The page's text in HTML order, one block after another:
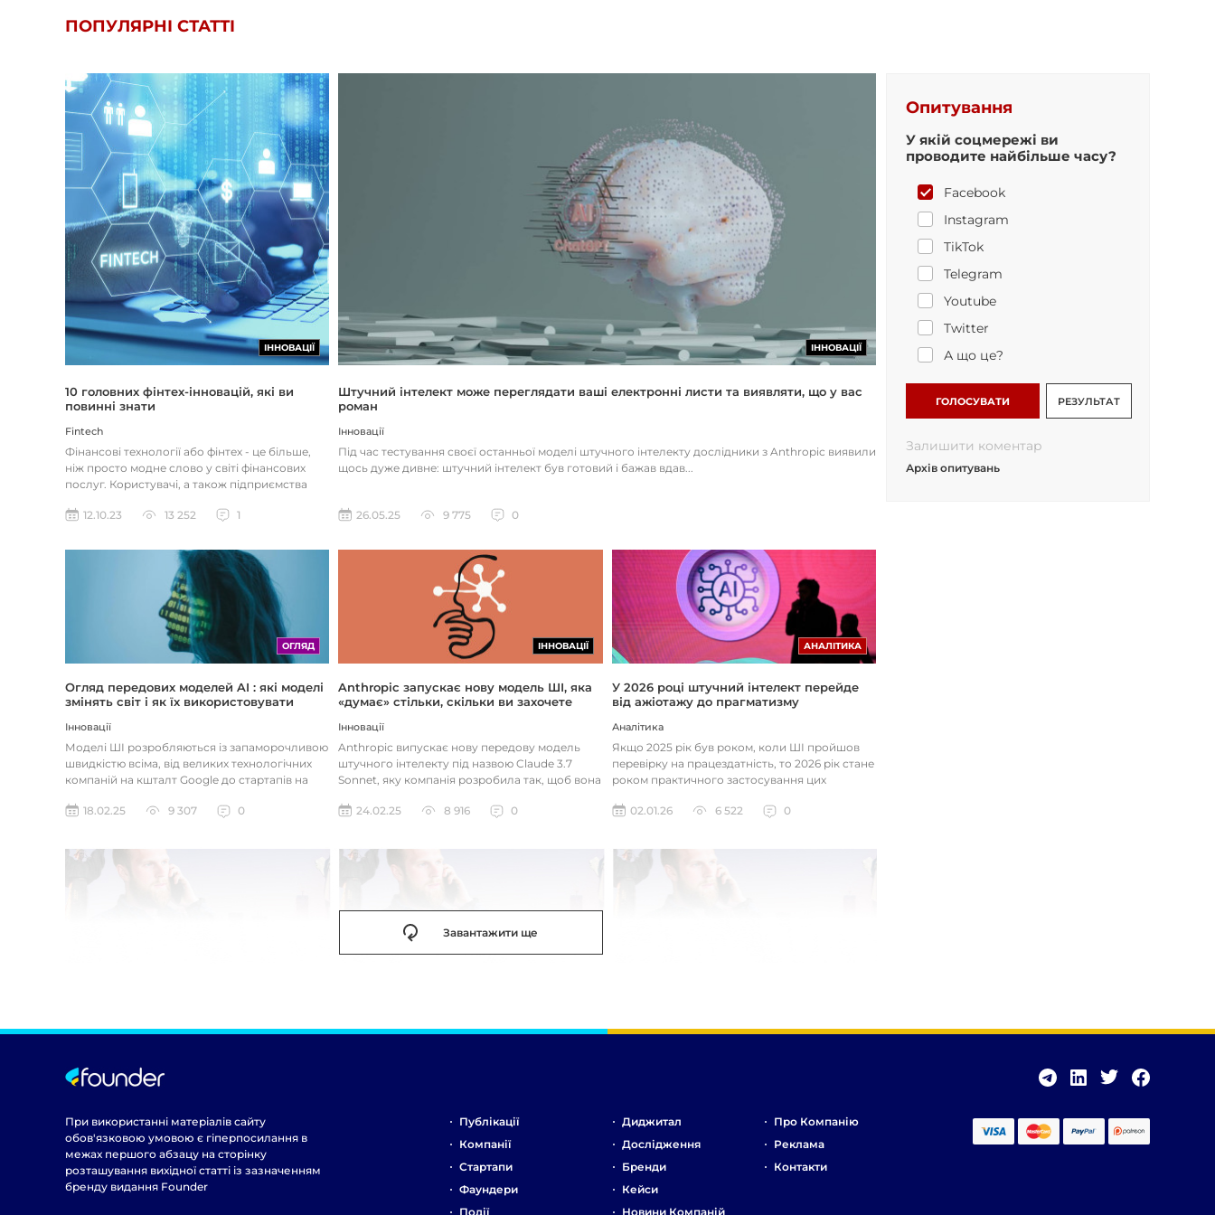
ПОПУЛЯРНІ СТАТТІ
ІННОВАЦІЇ
10 головних фінтех-інновацій, які ви
повинні знати
Fintech
Фінансові технології або фінтех - це більше,
ніж просто модне слово у світі фінансових
послуг. Користувачі, а також підприємства
12.10.23
13 252 1
ІННОВАЦІЇ
Штучний інтелект може переглядати ваші електронні листи та виявляти, що у вас
роман
Інновації
Під час тестування своєї останньої моделі штучного інтелекту дослідники з Anthropic виявили
щось дуже дивне: штучний інтелект був готовий і бажав вдав...
26.05.25 9 775 0
ОГЛЯД
Огляд передових моделей AI : які моделі
змінять світ і як їх використовувати
Інновації
Моделі ШІ розробляються із запаморочливою
швидкістю всіма, від великих технологічних
компаній на кшталт Google до стартапів на
18.02.25
9 307 0
ІННОВАЦІЇ
Anthropic запускає нову модель ШІ, яка
«думає» стільки, скільки ви захочете
Інновації
Anthropic випускає нову передову модель
штучного інтелекту під назвою Claude 3.7
Sonnet, яку компанія розробила так, щоб вона
24.02.25
8 916 0
АНАЛІТИКА
У 2026 році штучний інтелект перейде
від ажіотажу до прагматизму
Аналітика
Якщо 2025 рік був роком, коли ШІ пройшов
перевірку на працездатність, то 2026 рік стане
роком практичного застосування цих
02.01.26
6 522 0
Завантажити ще
Опитування
У якій соцмережі ви
проводите найбільше часу?
Facebook
Instagram
TikTok
Telegram
Youtube
Twitter
А що це?
ГОЛОСУВАТИ РЕЗУЛЬТАТ
Залишити коментар
Архів опитувань
При використанні матеріалів сайту
обов'язковою умовою є гіперпосилання в
межах першого абзацу на сторінку
розташування вихідної статті із зазначенням
бренду видання Founder
Публікації
Компанії
Стартапи
Фаундери
Події
Диджитал
Дослідження
Бренди
Кейси
Новини Компаній
Про Компанію
Реклама
Контакти